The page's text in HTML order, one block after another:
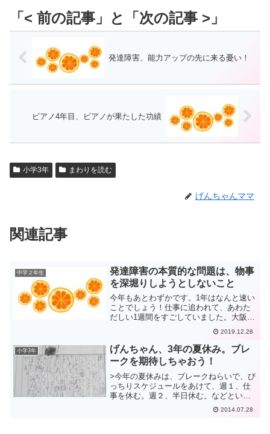
発達障害、能力アップの先に来る憂い！
ピアノ4年目、ピアノが果たした功績
小学3年 まわりを読む
げんちゃんママ
関連記事
中学２年生
発達障害の本質的な問題は、物事
を深堀りしようとしないこと
今年もあとわずかです。1年はなんと速い
ことでしょう！仕事に追われて、あわた
だしい1週間をすごしていました。大阪に
出張もしていました。すっかりご無沙汰
です。げんちゃんは、その間、Ｓ先生と
研修に行きました。心をゆさぶり、意識
をぐっとつかみ出して...
2019.12.28
小学3年
げんちゃん、3年の夏休み。ブレ
ークを期待しちゃおう！
>今年の夏休みは、ブレークねらいで、び
っちりスケジュールをあけて、週１、仕
事を休む。週２、半日休む。などとい
う、無謀なことをしてるおかげで、げん
ママの仕事中の時間、超濃縮モードにな
2014.07.28